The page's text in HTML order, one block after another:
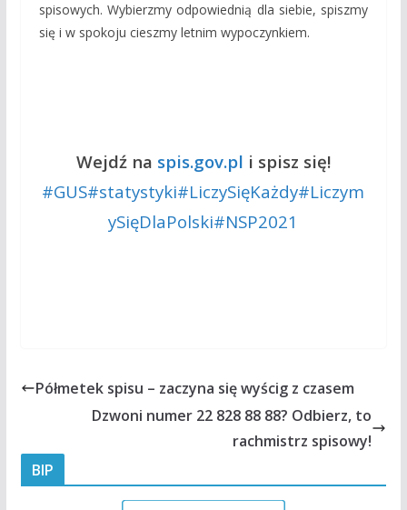
spisowych. Wybierzmy odpowiednią dla siebie, spiszmy
się i w spokoju cieszmy letnim wypoczynkiem.
Wejdź na spis.gov.pl i spisz się!
#GUS#statystyki#LiczySięKażdy#Liczym
ySięDlaPolski#NSP2021
Półmetek spisu – zaczyna się wyścig z czasem
Dzwoni numer 22 828 88 88? Odbierz, to
rachmistrz spisowy!
BIP